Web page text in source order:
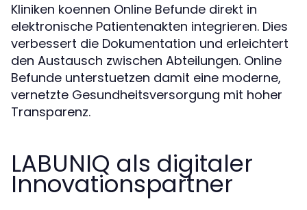
Kliniken koennen Online Befunde direkt in
elektronische Patientenakten integrieren. Dies
verbessert die Dokumentation und erleichtert
den Austausch zwischen Abteilungen. Online
Befunde unterstuetzen damit eine moderne,
vernetzte Gesundheitsversorgung mit hoher
Transparenz.
LABUNIQ als digitaler
Innovationspartner